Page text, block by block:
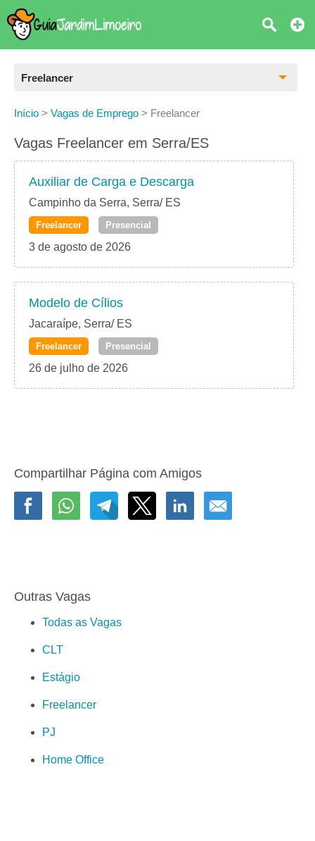
Freelancer
Todas as Vagas
CLT
Freelancer
PJ
Início > Vagas de Emprego > Freelancer
Vagas Freelancer em Serra/ES
Auxiliar de Carga e Descarga
Campinho da Serra, Serra/ ES
Freelancer Presencial
3 de agosto de 2026
Modelo de Cílios
Jacaraípe, Serra/ ES
Freelancer Presencial
26 de julho de 2026
Compartilhar Página com Amigos
Outras Vagas
Todas as Vagas
CLT
Estágio
Freelancer
PJ
Home Office